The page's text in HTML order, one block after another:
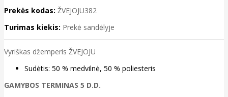
Prekės kodas: ŽVEJOJU382
Turimas kiekis: Prekė sandėlyje
Vyriškas džemperis ŽVEJOJU
Sudėtis: 50 % medvilnė, 50 % poliesteris
GAMYBOS TERMINAS 5 D.D.